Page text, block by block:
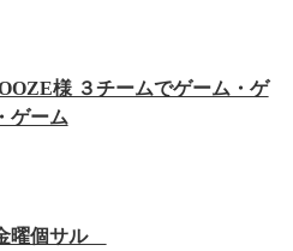
様 ３チームでゲーム・ゲ
ゲーム
曜個サル